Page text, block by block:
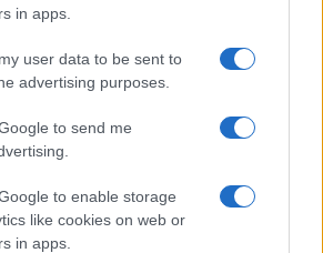
in apps.
user data to be sent to
advertising purposes.
to send me
to enable storage
like cookies on web or
in apps.
2) Trusted Member
αντάλλαγμα για την συμφωνία που
και τώρα που η σουδα είναι πιο
Αμερικανούς τίποτα;